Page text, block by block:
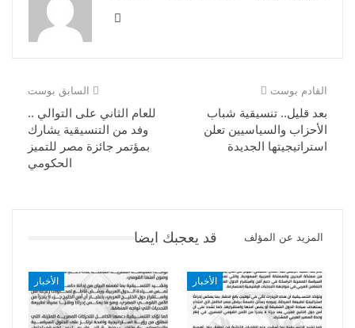
السابق بوست
للعام الثاني على التوالي ..
وفد من التنسيقية يشارك
بمؤتمر جائزة مصر للتميز
الحكومي
القادم بوست
بعد قليل.. تنسيقية شباب
الأحزاب والسياسيين تعلن
استراتيجيتها الجديدة
قد يعجبك ايضا المزيد عن المؤلف
الأخبار الأخبار